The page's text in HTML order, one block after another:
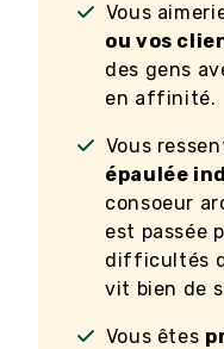
Vous
ou vos
des gens
en affinité.
Vous
épaulée
consoeur
est passée
difficultés
vit bien de
Vous êtes